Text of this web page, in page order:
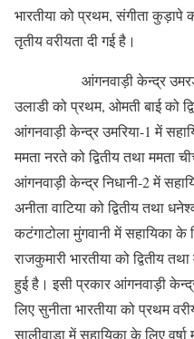
भारतीया को प्रथम, संगीता कुड़ापे
तृतीय वरीयता दी गई है।
आंगनवाड़ी केन्द्र उमरडीह में
उलाडी को प्रथम, ओमती बाई को
आंगनवाड़ी केन्द्र उमरिया-1 में
ममता नरते को द्वितीय तथा ममता
आंगनवाड़ी केन्द्र निधानी-2 में
अनीता वाटिया को द्वितीय तथा
कटंगाटोला मुंगवानी में सहायिका के
राजकुमारी भारतीया को द्वितीय
हुई है। इसी प्रकार आंगनवाड़ी
लिए सुनीता भारतीया को प्रथम
सालीवाड़ा में सहायिका के लिए वर्षा